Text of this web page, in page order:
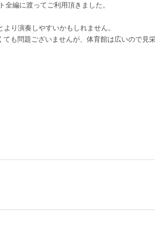
編に渡ってご利用頂きました。
り演奏しやすいかもしれません。
も問題ございませんが、体育館は広いので見